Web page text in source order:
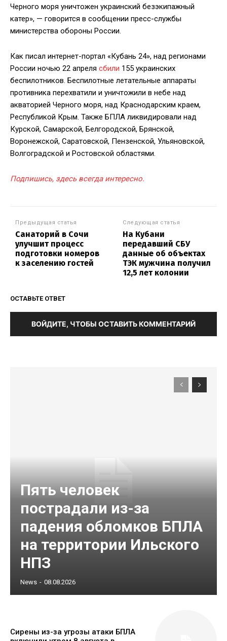
Черного моря уничтожен украинский безэкипажный
катер», — говорится в сообщении пресс-службы
министерства обороны России.
Как писал интернет-портал «Кубань 24», над регионами
России ночью 22 апреля сбили 155 украинских
беспилотников. Беспилотные летательные аппараты
противника перехватили и уничтожили в небе над
акваторией Черного моря, над Краснодарским краем,
Республикой Крым. Также БПЛА ликвидировали над
Курской, Самарской, Белгородской, Брянской,
Воронежской, Саратовской, Пензенской, Ульяновской,
Волгоградской и Ростовской областями.
Подпишись, здесь всегда интересно.
Предыдущая статья
Санаторий в Сочи
улучшит процесс
подготовки номеров
к заселению гостей
Следующая статья
На Кубани
передавший СБУ
данные об объектах
ТЭК мужчина получил
12,5 лет колонии
ОСТАВЬТЕ ОТВЕТ
ВОЙДИТЕ, ЧТОБЫ ОСТАВИТЬ КОММЕНТАРИЙ
Пять человек
пострадали из-за
падения обломков БПЛА
на территории Ильского
НПЗ
News - 08.08.2026
Сирены из-за угрозы атаки БПЛА